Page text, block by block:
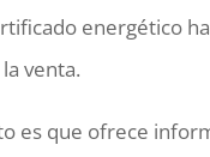
energético
venta.
es que ofrece